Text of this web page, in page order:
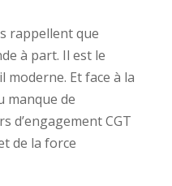
rappellent que
à part. Il est le
moderne. Et face à la
manque de
d’engagement CGT
de la force